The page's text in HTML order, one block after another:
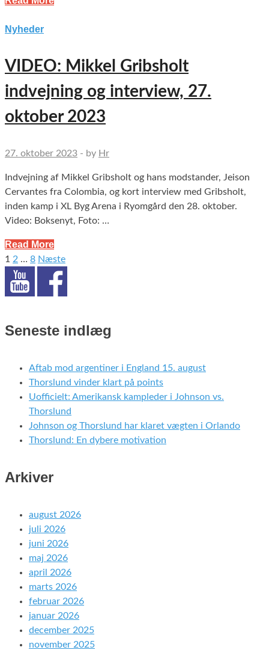
Nyheder
VIDEO: Mikkel Gribsholt
indvejning og interview, 27.
oktober 2023
27. oktober 2023 - by Hr
Indvejning af Mikkel Gribsholt og hans modstander, Jeison
Cervantes fra Colombia, og kort interview med Gribsholt,
inden kamp i XL Byg Arena i Ryomgård den 28. oktober.
Video: Boksenyt, Foto: …
Read More
Indlægsinddeling
1 2 … 8 Næste
Seneste indlæg
Aftab mod argentiner i England 15. august
Thorslund vinder klart på points
Uofficielt: Amerikansk kampleder i Johnson vs.
Thorslund
Johnson og Thorslund har klaret vægten i Orlando
Thorslund: En dybere motivation
Arkiver
august 2026
juli 2026
juni 2026
maj 2026
april 2026
marts 2026
februar 2026
januar 2026
december 2025
november 2025